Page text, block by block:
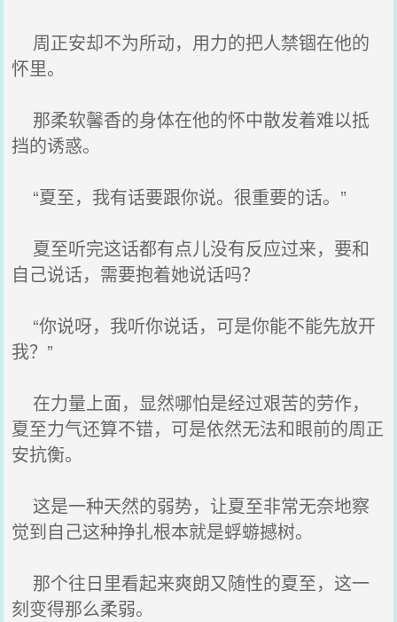
周正安却不为所动，用力的把人禁锢在他的
怀里。
那柔软馨香的身体在他的怀中散发着难以抵
挡的诱惑。
“夏至，我有话要跟你说。很重要的话。”
夏至听完这话都有点儿没有反应过来，要和
自己说话，需要抱着她说话吗？
“你说呀，我听你说话，可是你能不能先放开
我？”
在力量上面，显然哪怕是经过艰苦的劳作，
夏至力气还算不错，可是依然无法和眼前的周正
安抗衡。
这是一种天然的弱势，让夏至非常无奈地察
觉到自己这种挣扎根本就是蜉蝣撼树。
那个往日里看起来爽朗又随性的夏至，这一
刻变得那么柔弱。